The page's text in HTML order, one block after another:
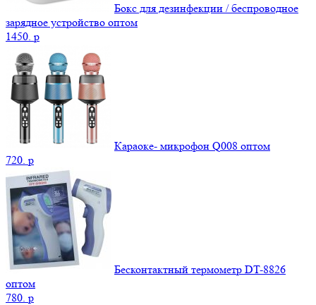
Бокс для дезинфекции / беспроводное
зарядное устройство оптом
1450. p
Караоке- микрофон Q008 оптом
720. p
Бесконтактный термометр DT-8826
оптом
780. p